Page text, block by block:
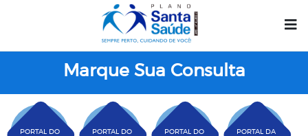
Marque Sua Consulta
PORTAL DO
PORTAL DO
PORTAL DO
PORTAL DA